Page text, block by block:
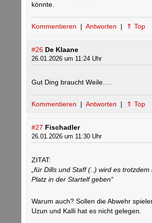
könnte.
Kommentieren | Antworten | ⇑ Top
#26 De Klaane
26.01.2026 um 11:24 Uhr
Gut Ding braucht Weile….
Kommentieren | Antworten | ⇑ Top
#27 Fischadler
26.01.2026 um 11:30 Uhr
ZITAT:
„für Dills und Staff (..) wird es trotzdem
Platz in der Startelf geben“
Warum auch? Sollen die Abwehr
Uzun und Kalli hat es nicht gelegen.